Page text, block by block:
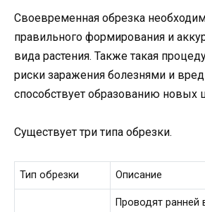
Своевременная обрезка
правильного формирования и
вида растения. Также такая
риски заражения болезнями и
способствует образованию новых
Существует три типа обрезки.
Тип обрезки Описание
Проводят ранней